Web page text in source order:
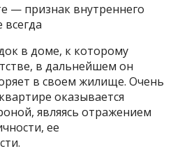
— признак внутреннего
всегда
в доме, к которому
в дальнейшем он
в своем жилище. Очень
оказывается
являясь отражением
ее